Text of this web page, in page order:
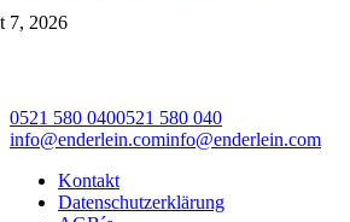
7, 2026
0521 580 0400521 580 040
info@enderlein.cominfo@enderlein.com
Kontakt
Datenschutzerklärung